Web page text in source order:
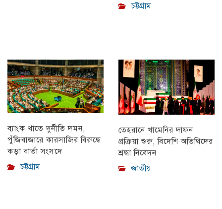
চট্টগ্রাম
ব্যাংক খাতে দুর্নীতি দমন,
পুঁজিবাজারে কারসাজির বিরুদ্ধে
কড়া বার্তা সংসদে
চট্টগ্রাম
তেহরানে খামেনির দাফন
প্রক্রিয়া শুরু, বিদেশি অতিথিদের
শ্রদ্ধা নিবেদন
জাতীয়